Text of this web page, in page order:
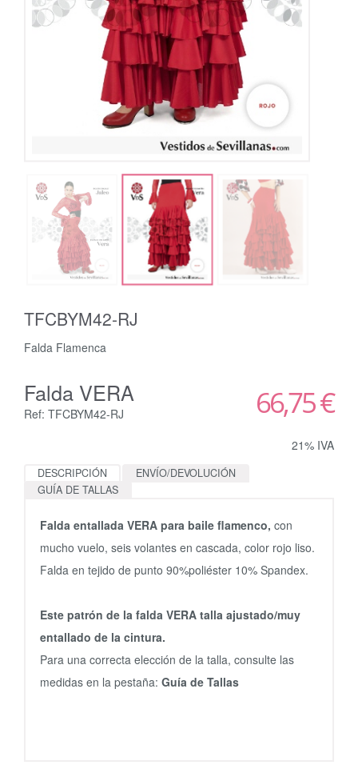
TFCBYM42-RJ
Falda Flamenca
Falda VERA
Ref: TFCBYM42-RJ 66,75 €
21% IVA
DESCRIPCIÓN
ENVÍO/DEVOLUCIÓN
GUÍA DE TALLAS
Falda entallada VERA para baile flamenco, con
mucho vuelo, seis volantes en cascada, color rojo liso.
Falda en tejido de punto 90%poliéster 10% Spandex.
Este patrón de la falda VERA talla ajustado/muy
entallado de la cintura.
Para una correcta elección de la talla, consulte las
medidas en la pestaña: Guía de Tallas